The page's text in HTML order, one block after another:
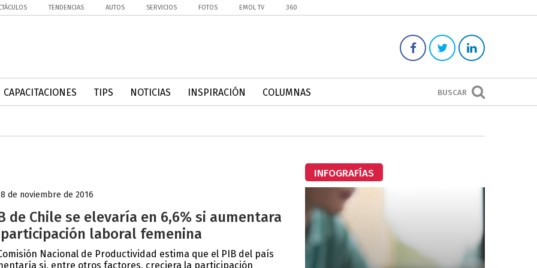
TENDENCIAS AUTOS SERVICIOS FOTOS EMOL TV 360
BUSCAR
CAPACITACIONES TIPS NOTICIAS INSPIRACIÓN COLUMNAS
de noviembre de 2016
de Chile se elevaría en 6,6% si aumentara
laboral femenina
Nacional de Productividad estima que el PIB del país
si, entre otros factores, creciera la participación
INFOGRAFÍAS